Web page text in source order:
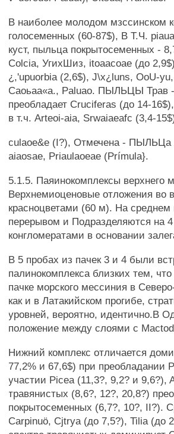
В наиболее молодом мзссинском
голосеменных (60-87$), В Т.Ч.
куст, пыльца покрытосеменных -
Colcia, УгихШиз, itoaacoae (до
¿,'upuorbia (2,6$), J\x¿luns, OoU-
Саоьаа«а., Paluao. ПЫЛЬЦЫ Трав
преобладает Cruciferas (до 14-
в т.ч. Arteoi-aia, Srwaiaeafc (3,4-
culaoe&e (I?), Отмечена -
aiaosae, Priaulaoeae (Prímula}.
5.1.5. Паяинокомплексы
Верхнемиоценовые отложения во
красноцветами (60 м). На
перерывом и Подразделяются на
конгломератами в основании
В 5 пробах из пачек 3 и 4 были
палинокомплекса близких тем,
пачке морского мессиния в
как и в Латакийском прогибе,
уровней, вероятно, идентично.В
положение между слоями с
Нижний комплекс отличается
77,2% и 67,6$) при преобладании
участии Picea (11,3?, 9,2? и
травянистых (8,6?, 12?, 20,8?)
покрытосеменных (6,7?, 10?, II?).
Carpinuö, Cjtrya (до 7,5?), Tilia (до